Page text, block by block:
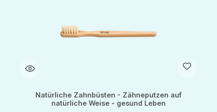
Natürliche Zahnbüsten - Zähneputzen auf
natürliche Weise - gesund Leben